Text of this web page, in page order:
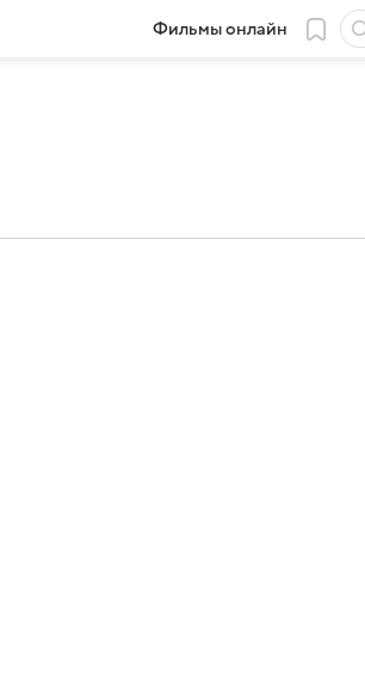
Фильмы онлайн